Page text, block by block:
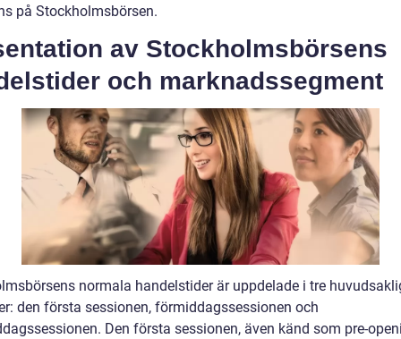
på Stockholmsbörsen.
av Stockholmsbörsens
och marknadssegment
normala handelstider är uppdelade i tre
den första sessionen, förmiddagssessionen och
Den första sessionen, även känd som pre-